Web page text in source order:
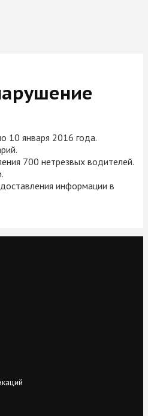
10 января 2016 года.
700 нетрезвых водителей.
информации в